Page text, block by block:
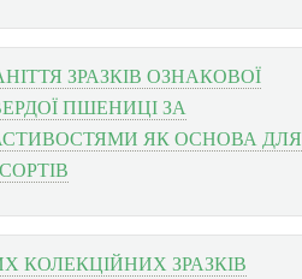
ЗРАЗКІВ ОЗНАКОВОЇ
ПШЕНИЦІ ЗА
ЯК ОСНОВА ДЛЯ
КОЛЕКЦІЙНИХ ЗРАЗКІВ